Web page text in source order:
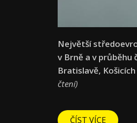
Největší
v Brně a v průběhu
Bratislavě,
čtení)
ČÍST VÍCE